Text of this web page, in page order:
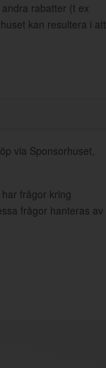
rabatter (t ex
kan resultera i att
via Sponsorhuset,
frågor kring
frågor hanteras av